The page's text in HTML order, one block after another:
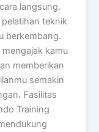
langsung.
teknik
berkembang.
mengajak kamu
memberikan
semakin
Fasilitas
Training